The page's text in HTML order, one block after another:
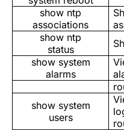
show ntp
associations
show ntp
status
show system
alarms
show system
users